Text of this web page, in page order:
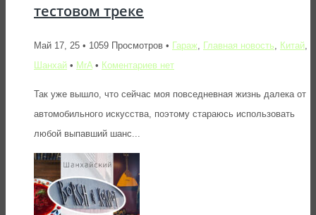
тестовом треке
Май 17, 25 • 1059 Просмотров • Гараж Главная новость Китай
Шанхай • MrA • Коментариев нет
Так уже вышло, что сейчас моя повседневная жизнь далека от
автомобильного искусства, поэтому стараюсь использовать
любой выпавший шанс...